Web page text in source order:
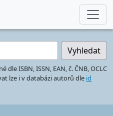
Vyhledat
ISBN, ISSN, EAN, č. ČNB, OCLC
lze i v databázi autorů dle id